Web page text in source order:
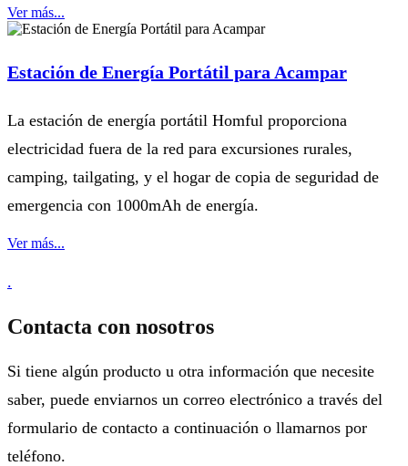
Ver más...
Estación de Energía Portátil para Acampar
La estación de energía portátil Homful proporciona
electricidad fuera de la red para excursiones rurales,
camping, tailgating, y el hogar de copia de seguridad de
emergencia con 1000mAh de energía.
Ver más...
.
Contacta con nosotros
Si tiene algún producto u otra información que necesite
saber, puede enviarnos un correo electrónico a través del
formulario de contacto a continuación o llamarnos por
teléfono.